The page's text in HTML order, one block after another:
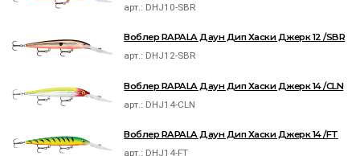
арт.: DHJ10-SBR
Воблер RAPALA Даун Дип Хаски Джерк 12 /SBR
арт.: DHJ12-SBR
Воблер RAPALA Даун Дип Хаски Джерк 14 /CLN
арт.: DHJ14-CLN
Воблер RAPALA Даун Дип Хаски Джерк 14 /FT
арт.: DHJ14-FT